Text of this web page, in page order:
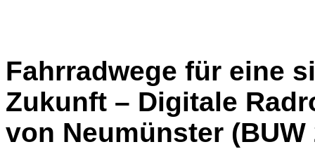
Fahrradwege für eine
Zukunft – Digitale
von Neumünster (BUW